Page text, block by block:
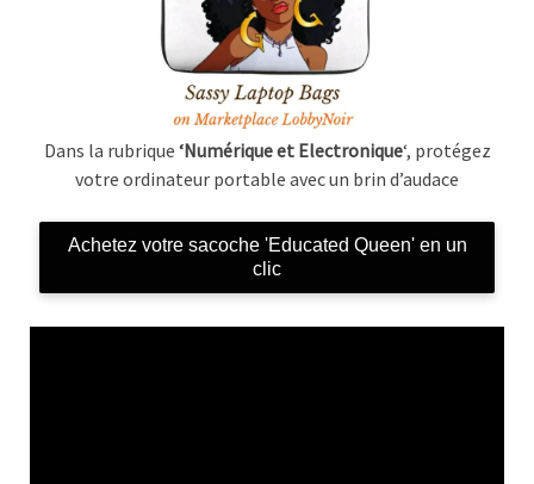
Dans la rubrique ‘Numérique et Electronique‘, protégez
votre ordinateur portable avec un brin d’audace
Achetez votre sacoche 'Educated Queen' en un
clic